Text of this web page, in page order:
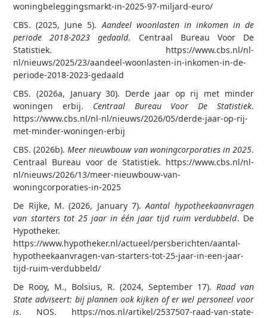
woningbeleggingsmarkt-in-2025-97-miljard-euro/
CBS. (2025, June 5).Aandeel woonlasten in inkomen in de
periode 2018-2023 gedaald. Centraal Bureau Voor De
Statistiek. https://www.cbs.nl/nl-
nl/nieuws/2025/23/aandeel-woonlasten-in-inkomen-in-de-
periode-2018-2023-gedaald
CBS. (2026a, January 30). Derde jaar op rij met minder
woningen erbij. Centraal Bureau Voor De Statistiek.
https://www.cbs.nl/nl-nl/nieuws/2026/05/derde-jaar-op-rij-
met-minder-woningen-erbij
CBS. (2026b).Meer nieuwbouw van woningcorporaties in 2025.
Centraal Bureau voor de Statistiek. https://www.cbs.nl/nl-
nl/nieuws/2026/13/meer-nieuwbouw-van-
woningcorporaties-in-2025
De Rijke, M. (2026, January 7).Aantal hypotheekaanvragen
van starters tot 25 jaar in één jaar tijd ruim verdubbeld. De
Hypotheker.
https://www.hypotheker.nl/actueel/persberichten/aantal-
hypotheekaanvragen-van-starters-tot-25-jaar-in-een-jaar-
tijd-ruim-verdubbeld/
De Rooy, M., Bolsius, R. (2024, September 17). Raad van
State adviseert: bij plannen ook kijken of er wel personeel voor
is. NOS. https://nos.nl/artikel/2537507-raad-van-state-